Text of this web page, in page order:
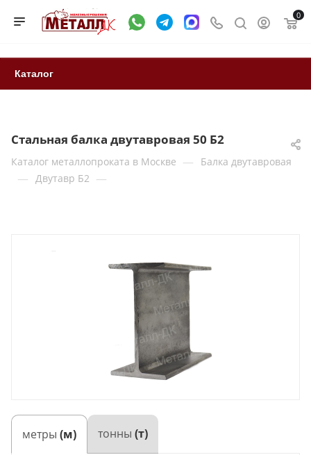
0
Каталог
Стальная балка двутавровая 50 Б2
Каталог металлопроката в Москве — Балка двутавровая
— Двутавр Б2 —
метры (м) тонны (т)